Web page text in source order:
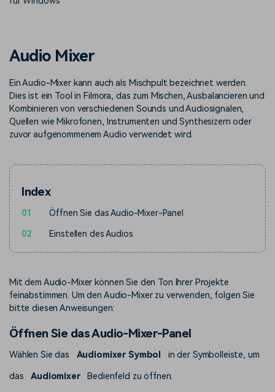
Trends
Lernen, ausdrücken und
erweitern Sie Ihre
Videobearbeitungs-
Fähigkeiten mit Filmora
Erfahren Sie, wie Sie einen
Spezialeffekt erzeugen
können
Creator
Monetarisieren Sie
Ihren Einfluss mit Filmora
Freunde-werben-
Blog
Unsere Mission, Geschichte
Bewertungen
Kunden-Geschichten Affiliate-Programm
Suchen
Audio Mixer
Ein Audio-Mixer kann auch als Mischpult bezeichnet werden.
Dies ist ein Tool in Filmora, das zum Mischen, Ausbalancieren und
Kombinieren von verschiedenen Sounds und Audiosignalen,
Quellen wie Mikrofonen, Instrumenten und Synthesizern oder
zuvor aufgenommenem Audio verwendet wird.
Index
01 Öffnen Sie das Audio-Mixer-Panel
02 Einstellen des Audios
Mit dem Audio-Mixer können Sie den Ton Ihrer Projekte
feinabstimmen. Um den Audio-Mixer zu verwenden, folgen Sie
bitte diesen Anweisungen:
Öffnen Sie das Audio-Mixer-Panel
Wählen Sie das Audiomixer Symbol in der Symbolleiste, um
das Audiomixer Bedienfeld zu öffnen.